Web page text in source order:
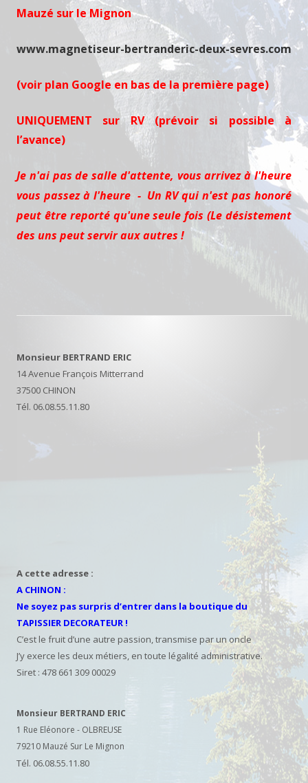
Mauzé sur le Mignon
www.magnetiseur-bertranderic-deux-sevres.com
(voir plan Google en bas de la première page)
UNIQUEMENT sur RV (prévoir si possible à
l’avance)
Je n'ai pas de salle d'attente, vous arrivez à l'heure
vous passez à l'heure - Un RV qui n'est pas honoré
peut être reporté qu'une seule fois (Le désistement
des uns peut servir aux autres !
Monsieur BERTRAND ERIC
14 Avenue François Mitterrand
37500 CHINON
Tél. 06.08.55.11.80
A cette adresse :
A CHINON :
Ne soyez pas surpris d’entrer dans la boutique du
TAPISSIER DECORATEUR !
C’est le fruit d’une autre passion, transmise par un oncle
J’y exerce les deux métiers, en toute légalité administrative.
Siret : 478 661 309 00029
Monsieur BERTRAND ERIC
1 Rue Eléonore - OLBREUSE
79210 Mauzé Sur Le Mignon
Tél. 06.08.55.11.80